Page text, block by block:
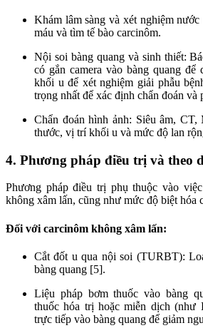
Khám lâm sàng và xét nghiệm
máu và tìm tế bào carcinôm.
Nội soi bàng quang và sinh thiết:
có gắn camera vào bàng quang để
khối u để xét nghiệm giải phẫu
trọng nhất để xác định chẩn đoán và
Chẩn đoán hình ảnh: Siêu âm,
thước, vị trí khối u và mức độ lan
4. Phương pháp điều trị và theo
Phương pháp điều trị phụ thuộc vào
không xâm lấn, cũng như mức độ biệt hóa
Đối với carcinôm không xâm lấn:
Cắt đốt u qua nội soi (TURBT):
bàng quang [5].
Liệu pháp bơm thuốc vào bàng
thuốc hóa trị hoặc miễn dịch (như
trực tiếp vào bàng quang để giảm